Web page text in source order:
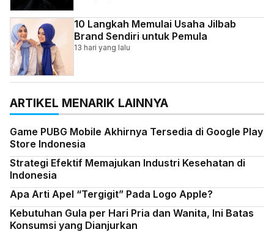
10 Langkah Memulai Usaha Jilbab
Brand Sendiri untuk Pemula
13 hari yang lalu
ARTIKEL MENARIK LAINNYA
Game PUBG Mobile Akhirnya Tersedia di Google Play
Store Indonesia
Strategi Efektif Memajukan Industri Kesehatan di
Indonesia
Apa Arti Apel “Tergigit” Pada Logo Apple?
Kebutuhan Gula per Hari Pria dan Wanita, Ini Batas
Konsumsi yang Dianjurkan